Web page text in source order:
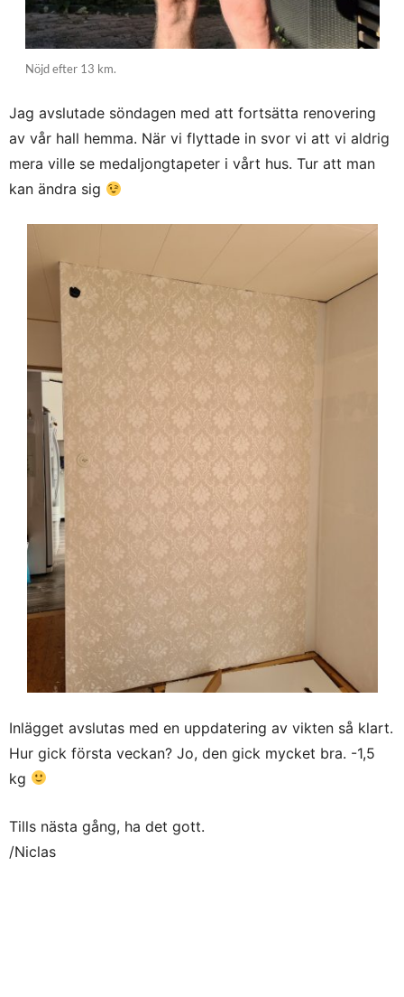
Nöjd efter 13 km.
Jag avslutade söndagen med att fortsätta renovering
av vår hall hemma. När vi flyttade in svor vi att vi aldrig
mera ville se medaljongtapeter i vårt hus. Tur att man
kan ändra sig
Inlägget avslutas med en uppdatering av vikten så klart.
Hur gick första veckan? Jo, den gick mycket bra. -1,5
kg
Tills nästa gång, ha det gott.
/Niclas